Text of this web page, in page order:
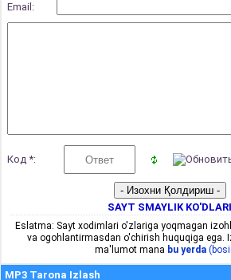
Email:
Код *:
SAYT SMAYLIK KO'DLARI
Eslatma: Sayt xodimlari o'zlariga yoqmagan
va ogohlantirmasdan o'chirish huquqiga ega.
ma'lumot mana bu yerda
MP3 Tarona Izlash